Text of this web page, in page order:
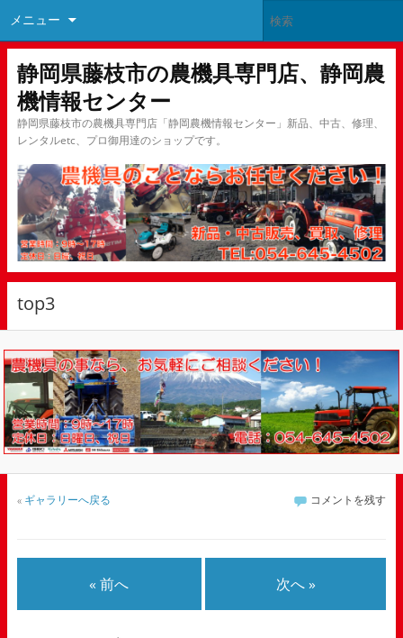
メニュー
静岡県藤枝市の農機具専門店、静岡農
機情報センター
静岡県藤枝市の農機具専門店「静岡農機情報センター」新品、中古、修理、
レンタルetc、プロ御用達のショップです。
top3
« ギャラリーへ戻る コメントを残す
« 前へ 次へ »